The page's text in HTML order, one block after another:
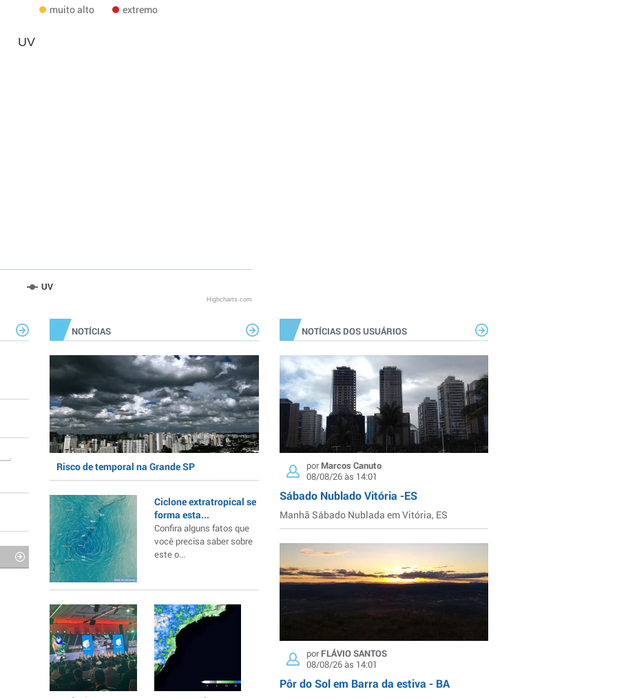
muito alto extremo
UV
UV
Highcharts.com
NOTÍCIAS
Risco de temporal na Grande SP
Ciclone extratropical se
forma esta...
Confira alguns fatos que
você precisa saber sobre
este o...
NOTÍCIAS DOS USUÁRIOS
porMarcos Canuto
08/08/26 às 14:01
Sábado Nublado Vitória -ES
Manhã Sábado Nublada em Vitória, ES
porFLÁVIO SANTOS
08/08/26 às 14:01
Pôr do Sol em Barra da estiva - BA